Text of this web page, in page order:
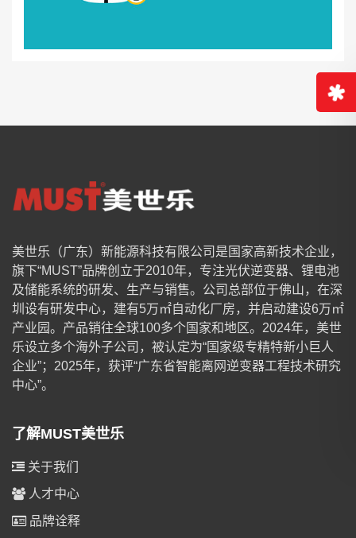
美世乐（广东）新能源科技有限公司是国家高新技术企业，
旗下“MUST”品牌创立于2010年，专注光伏逆变器、锂电池
及储能系统的研发、生产与销售。公司总部位于佛山，在深
圳设有研发中心，建有5万㎡自动化厂房，并启动建设6万㎡
产业园。产品销往全球100多个国家和地区。2024年，美世
乐设立多个海外子公司，被认定为“国家级专精特新小巨人
企业”；2025年，获评“广东省智能离网逆变器工程技术研究
中心”。
了解MUST美世乐
关于我们
人才中心
品牌诠释